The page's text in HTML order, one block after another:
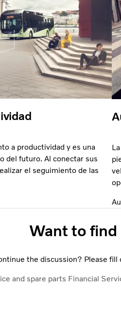
a productividad y es una
del futuro. Al conectar sus
el seguimiento de las
Want to
the discussion? Please
and spare parts Financial